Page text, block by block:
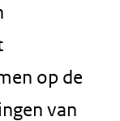
op de
van